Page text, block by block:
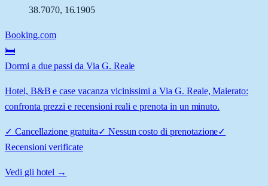
38.7070, 16.1905
Booking.com
🛏️
Dormi a due passi da Via G. Reale
Hotel, B&B e case vacanza vicinissimi a Via G. Reale, Maierato:
confronta prezzi e recensioni reali e prenota in un minuto.
✓ Cancellazione gratuita✓ Nessun costo di prenotazione✓
Recensioni verificate
Vedi gli hotel →